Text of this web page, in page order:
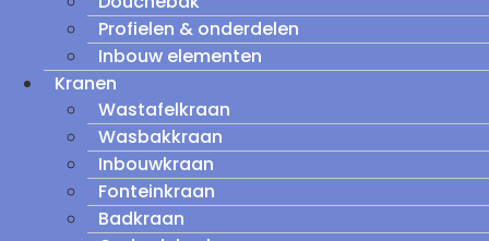
Profielen & onderdelen
Inbouw elementen
Kranen
Wastafelkraan
Wasbakkraan
Inbouwkraan
Fonteinkraan
Badkraan